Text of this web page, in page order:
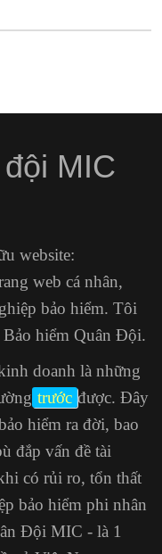
MIC
website:
web cá nhân,
bảo hiểm. Tôi
Bảo hiểm Quân Đội.
doanh là những
trước được. Đây
hiểm ra đời, bao
đắp vấn đề tài
có rủi ro, tổn thất
bảo hiểm phi nhân
Đội MIC - là 1